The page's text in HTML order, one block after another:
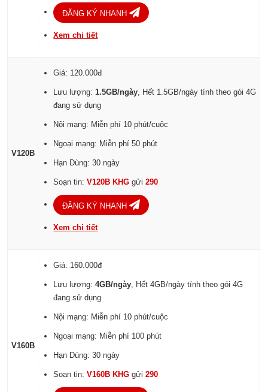
ĐĂNG KÝ NHANH
Xem chi tiết
V120B
Giá: 120.000đ
Lưu lượng: 1.5GB/ngày , Hết 1.5GB/ngày tính theo gói 4G
đang sử dụng
Nội mạng: Miễn phí 10 phút/cuộc
Ngoại mạng: Miễn phí 50 phút
Hạn Dùng: 30 ngày
Soạn tin:V120B KHGgửi290
ĐĂNG KÝ NHANH
Xem chi tiết
V160B
Giá: 160.000đ
Lưu lượng:4GB/ngày , Hết 4GB/ngày tính theo gói 4G
đang sử dụng
Nội mạng: Miễn phí 10 phút/cuộc
Ngoại mạng: Miễn phí 100 phút
Hạn Dùng: 30 ngày
Soạn tin:V160B KHGgửi290